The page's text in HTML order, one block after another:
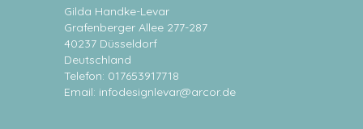
Gilda Handke-Levar
Grafenberger Allee 277-287
40237 Düsseldorf
Deutschland
Telefon: 017653917718
Email: infodesignlevar@arcor.de